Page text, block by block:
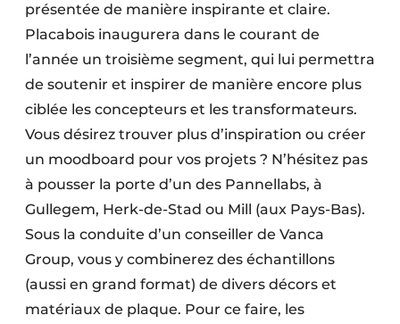
présentée de manière inspirante et claire.
Placabois inaugurera dans le courant de
l’année un troisième segment, qui lui permettra
de soutenir et inspirer de manière encore plus
ciblée les concepteurs et les transformateurs.
Vous désirez trouver plus d’inspiration ou créer
un moodboard pour vos projets ? N’hésitez pas
à pousser la porte d’un des Pannellabs, à
Gullegem, Herk-de-Stad ou Mill (aux Pays-Bas).
Sous la conduite d’un conseiller de Vanca
Group, vous y combinerez des échantillons
(aussi en grand format) de divers décors et
matériaux de plaque. Pour ce faire, les